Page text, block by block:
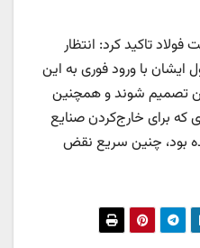
تاکید کرد: انتظار
ایشان با ورود فوری به این
تصمیم شوند و همچنین
برای خارج‌کردن صنایع
بود، چنین سریع نقض